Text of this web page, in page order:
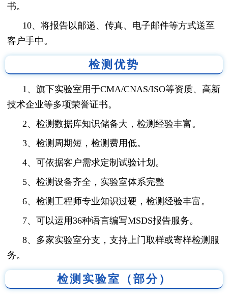
书。
10、将报告以邮递、传真、电子邮件等方式送至
客户手中。
检测优势
1、旗下实验室用于CMA/CNAS/ISO等资质、高新
技术企业等多项荣誉证书。
2、检测数据库知识储备大，检测经验丰富。
3、检测周期短，检测费用低。
4、可依据客户需求定制试验计划。
5、检测设备齐全，实验室体系完整
6、检测工程师专业知识过硬，检测经验丰富。
7、可以运用36种语言编写MSDS报告服务。
8、多家实验室分支，支持上门取样或寄样检测服
务。
检测实验室（部分）